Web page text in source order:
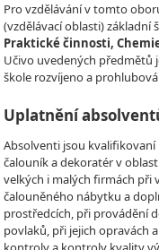
Pro vzdělávání v tomto
(vzdělávací oblasti) základní
Praktické činnosti,
Učivo uvedených předmětů
škole rozvíjeno a
Uplatnění
Absolventi jsou
čalouník a dekoratér v
velkých i malých firmách
čalouněného nábytku a
prostředcích, při provádění
povlaků, při jejich opravách